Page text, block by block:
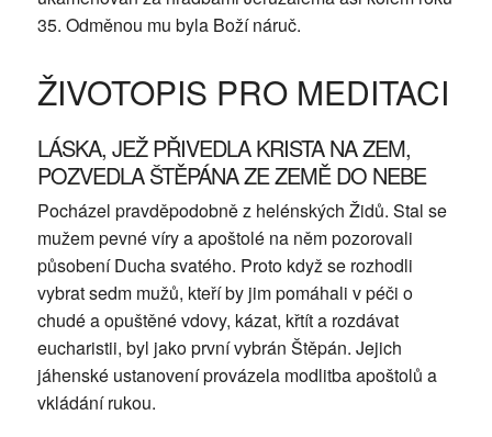
35. Odměnou mu byla Boží náruč.
ŽIVOTOPIS PRO MEDITACI
LÁSKA, JEŽ PŘIVEDLA KRISTA NA ZEM,
POZVEDLA ŠTĚPÁNA ZE ZEMĚ DO NEBE
Pocházel pravděpodobně z helénských Židů. Stal se
mužem pevné víry a apoštolé na něm pozorovali
působení Ducha svatého. Proto když se rozhodli
vybrat sedm mužů, kteří by jim pomáhali v péči o
chudé a opuštěné vdovy, kázat, křtít a rozdávat
eucharistii, byl jako první vybrán Štěpán. Jejich
jáhenské ustanovení provázela modlitba apoštolů a
vkládání rukou.